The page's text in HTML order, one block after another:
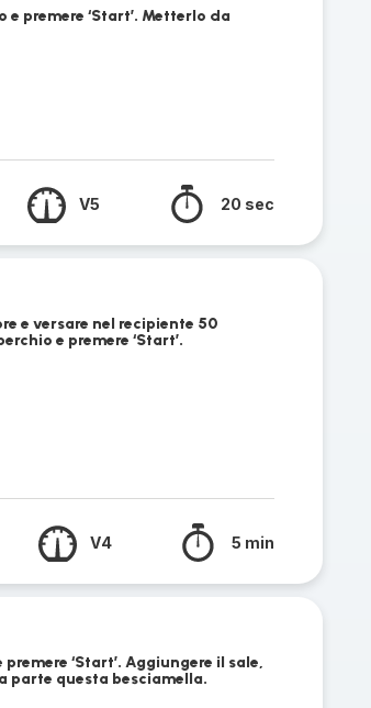
premere ‘Start’. Metterlo da
V5 20 sec
e versare nel recipiente 50
e premere ‘Start’.
V4 5 min
‘Start’. Aggiungere il sale,
parte questa besciamella.